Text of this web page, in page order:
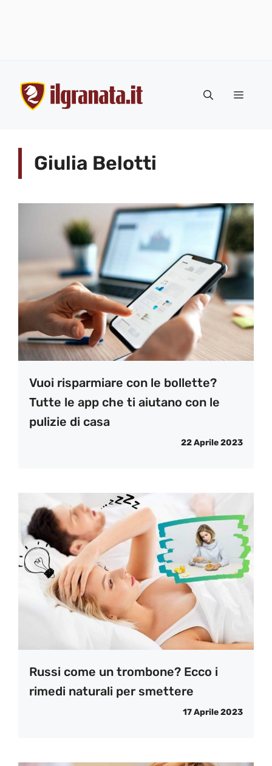
contenuto
Menu
Giulia Belotti
Vuoi risparmiare con le bollette?
Tutte le app che ti aiutano con le
pulizie di casa
22 Aprile 2023
Russi come un trombone? Ecco i
rimedi naturali per smettere
17 Aprile 2023